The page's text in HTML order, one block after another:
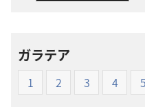
ガラテア
1 2 3 4 5